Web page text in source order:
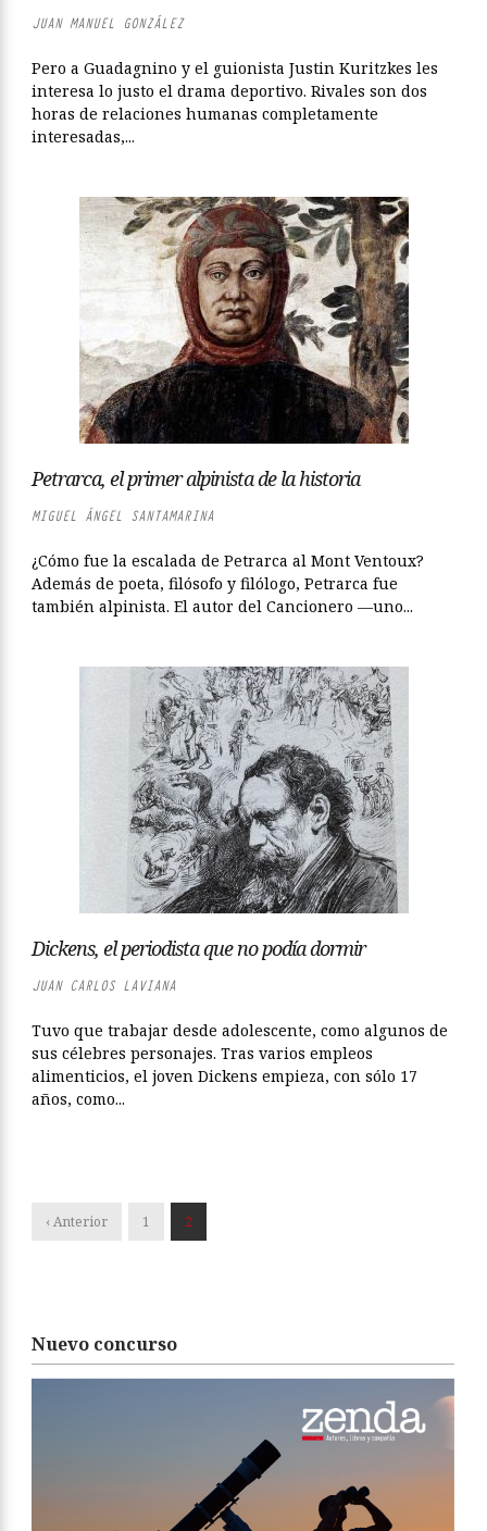
JUAN MANUEL GONZÁLEZ
Pero a Guadagnino y el guionista Justin Kuritzkes les
interesa lo justo el drama deportivo. Rivales son dos
horas de relaciones humanas completamente
interesadas,...
Petrarca, el primer alpinista de la historia
MIGUEL ÁNGEL SANTAMARINA
¿Cómo fue la escalada de Petrarca al Mont Ventoux?
Además de poeta, filósofo y filólogo, Petrarca fue
también alpinista. El autor del Cancionero —uno...
Dickens, el periodista que no podía dormir
JUAN CARLOS LAVIANA
Tuvo que trabajar desde adolescente, como algunos de
sus célebres personajes. Tras varios empleos
alimenticios, el joven Dickens empieza, con sólo 17
años, como...
‹ Anterior 1 2
Nuevo concurso